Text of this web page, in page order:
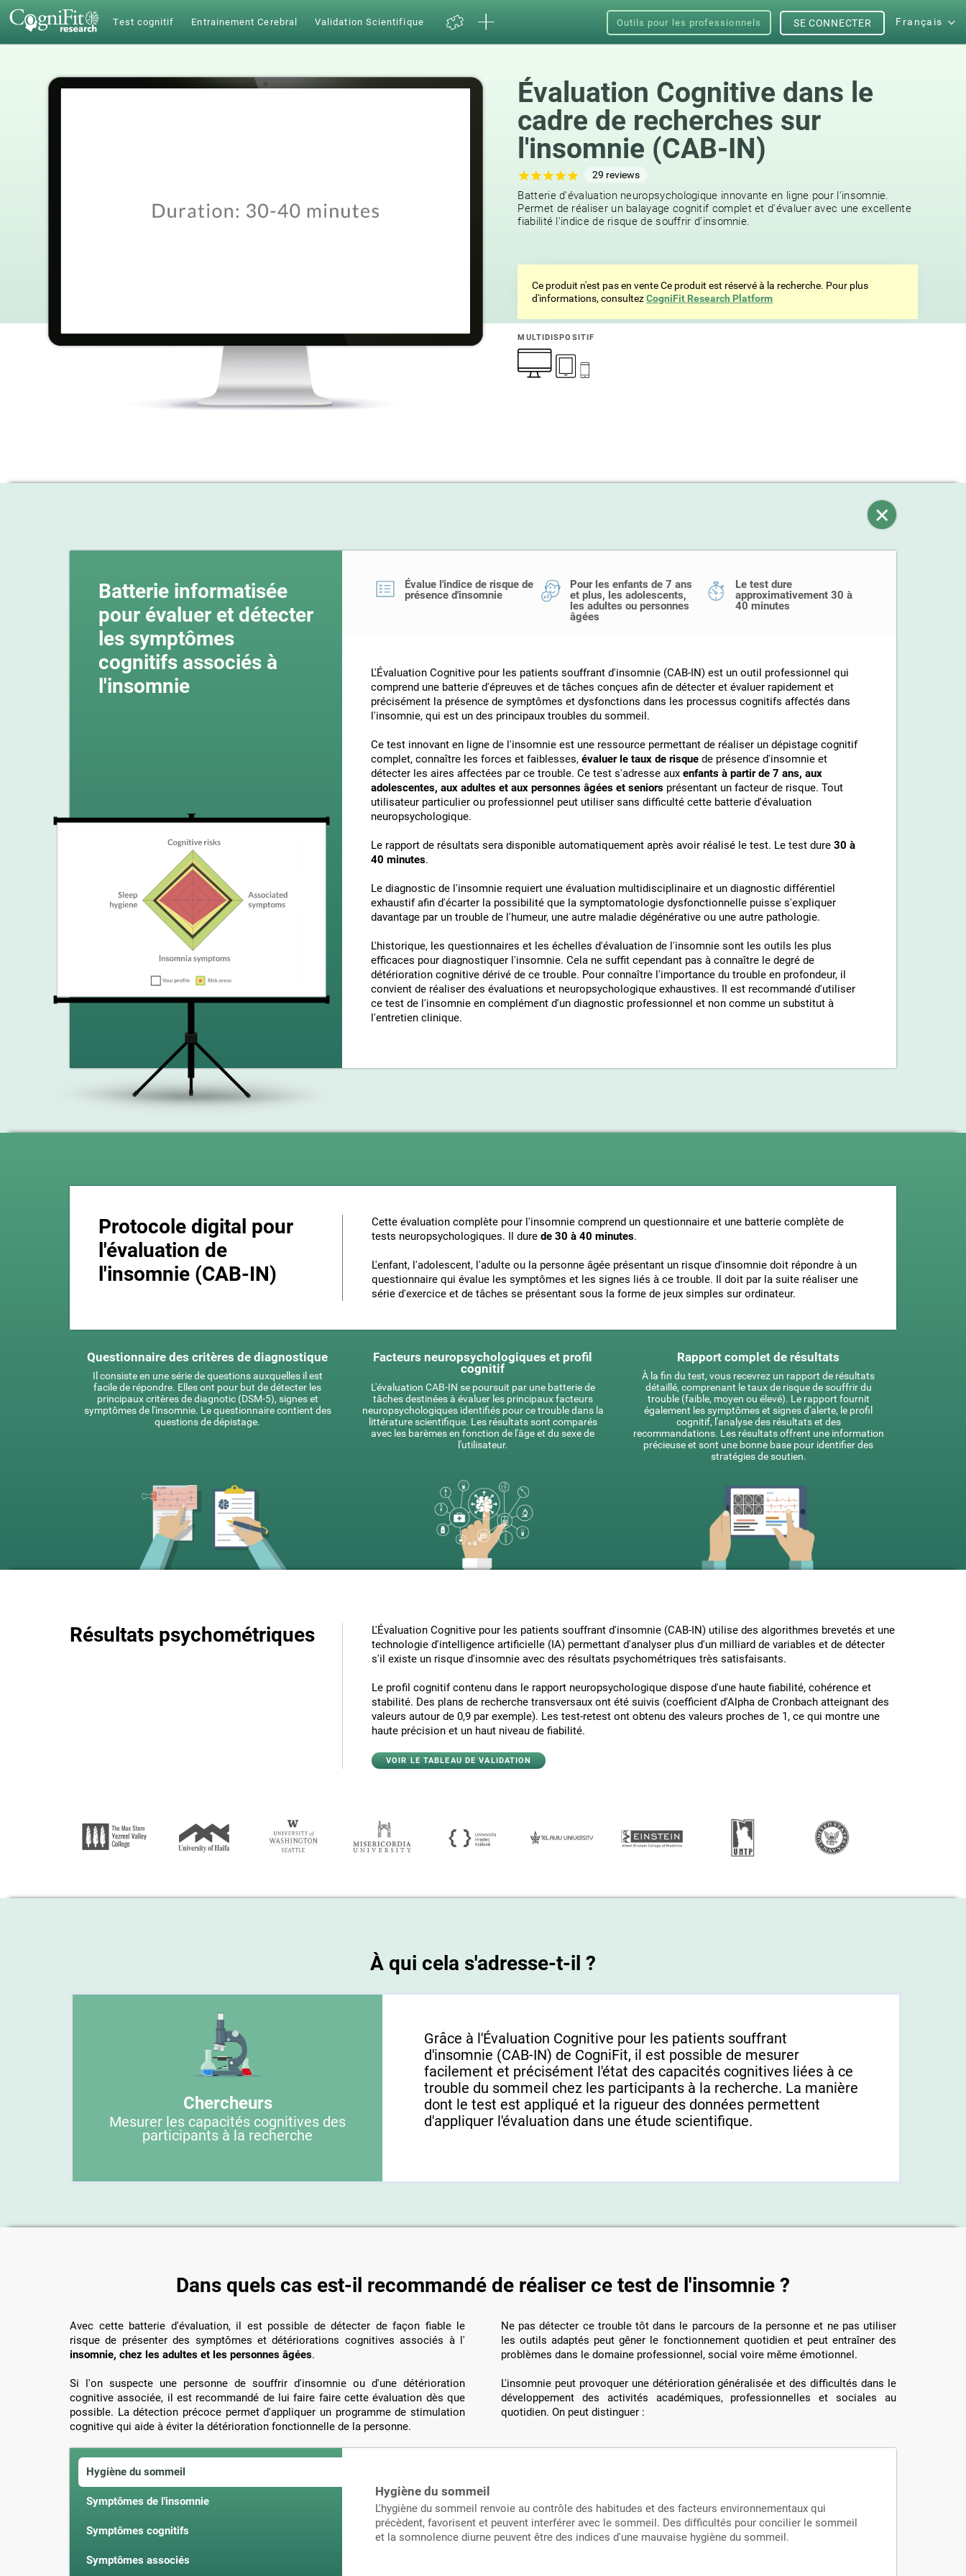
Test cognitif Entrainement Cerebral Validation Scientifique Outils pour les professionnels Français
SE CONNECTER
Évaluation Cognitive dans le
cadre de recherches sur
l'insomnie (CAB-IN)
29 reviews
Batterie d'évaluation neuropsychologique innovante en ligne pour l'insomnie.
Permet de réaliser un balayage cognitif complet et d'évaluer avec une excellente
fiabilité l'indice de risque de souffrir d'insomnie.
Ce produit n'est pas en vente Ce produit est réservé à la recherche. Pour plus
d'informations, consultezCogniFit Research Platform
MULTIDISPOSITIF
Batterie informatisée
pour évaluer et détecter
les symptômes
cognitifs associés à
l'insomnie
Évalue l'indice de risque de
présence d'insomnie
Pour les enfants de 7 ans
et plus, les adolescents,
les adultes ou personnes
âgées
Le test dure
approximativement 30 à
40 minutes
L'Évaluation Cognitive pour les patients souffrant d'insomnie (CAB-IN) est un outil professionnel qui
comprend une batterie d'épreuves et de tâches conçues afin de détecter et évaluer rapidement et
précisément la présence de symptômes et dysfonctions dans les processus cognitifs affectés dans
l'insomnie, qui est un des principaux troubles du sommeil.
Ce test innovant en ligne de l'insomnie est une ressource permettant de réaliser un dépistage cognitif
complet, connaître les forces et faiblesses, évaluer le taux de risque de présence d'insomnie et
détecter les aires affectées par ce trouble. Ce test s'adresse aux enfants à partir de 7 ans, aux
adolescentes, aux adultes et aux personnes âgées et seniors présentant un facteur de risque. Tout
utilisateur particulier ou professionnel peut utiliser sans difficulté cette batterie d'évaluation
neuropsychologique.
Le rapport de résultats sera disponible automatiquement après avoir réalisé le test. Le test dure 30 à
40 minutes.
Le diagnostic de l'insomnie requiert une évaluation multidisciplinaire et un diagnostic différentiel
exhaustif afin d'écarter la possibilité que la symptomatologie dysfonctionnelle puisse s'expliquer
davantage par un trouble de l'humeur, une autre maladie dégénérative ou une autre pathologie.
L'historique, les questionnaires et les échelles d'évaluation de l'insomnie sont les outils les plus
efficaces pour diagnostiquer l'insomnie. Cela ne suffit cependant pas à connaître le degré de
détérioration cognitive dérivé de ce trouble. Pour connaître l'importance du trouble en profondeur, il
convient de réaliser des évaluations et neuropsychologique exhaustives. Il est recommandé d'utiliser
ce test de l'insomnie en complément d'un diagnostic professionnel et non comme un substitut à
l'entretien clinique.
Protocole digital pour
l'évaluation de
l'insomnie (CAB-IN)
Cette évaluation complète pour l'insomnie comprend un questionnaire et une batterie complète de
tests neuropsychologiques. Il dure de 30 à 40 minutes.
L'enfant, l'adolescent, l'adulte ou la personne âgée présentant un risque d'insomnie doit répondre à un
questionnaire qui évalue les symptômes et les signes liés à ce trouble. Il doit par la suite réaliser une
série d'exercice et de tâches se présentant sous la forme de jeux simples sur ordinateur.
Questionnaire des critères de diagnostique
Il consiste en une série de questions auxquelles il est
facile de répondre. Elles ont pour but de détecter les
principaux critères de diagnotic (DSM-5), signes et
symptômes de l'insomnie. Le questionnaire contient des
questions de dépistage.
Facteurs neuropsychologiques et profil
cognitif
L'évaluation CAB-IN se poursuit par une batterie de
tâches destinées à évaluer les principaux facteurs
neuropsychologiques identifiés pour ce trouble dans la
littérature scientifique. Les résultats sont comparés
avec les barèmes en fonction de l'âge et du sexe de
l'utilisateur.
Rapport complet de résultats
À la fin du test, vous recevrez un rapport de résultats
détaillé, comprenant le taux de risque de souffrir du
trouble (faible, moyen ou élevé). Le rapport fournit
également les symptômes et signes d'alerte, le profil
cognitif, l'analyse des résultats et des
recommandations. Les résultats offrent une information
précieuse et sont une bonne base pour identifier des
stratégies de soutien.
Résultats psychométriques
L'Évaluation Cognitive pour les patients souffrant d'insomnie (CAB-IN) utilise des algorithmes brevetés et une
technologie d'intelligence artificielle (IA) permettant d'analyser plus d'un milliard de variables et de détecter
s'il existe un risque d'insomnie avec des résultats psychométriques très satisfaisants.
Le profil cognitif contenu dans le rapport neuropsychologique dispose d'une haute fiabilité, cohérence et
stabilité. Des plans de recherche transversaux ont été suivis (coefficient d'Alpha de Cronbach atteignant des
valeurs autour de 0,9 par exemple). Les test-retest ont obtenu des valeurs proches de 1, ce qui montre une
haute précision et un haut niveau de fiabilité.
VOIR LE TABLEAU DE VALIDATION
À qui cela s'adresse-t-il ?
Chercheurs
Mesurer les capacités cognitives des
participants à la recherche
Grâce à l'Évaluation Cognitive pour les patients souffrant
d'insomnie (CAB-IN) de CogniFit, il est possible de mesurer
facilement et précisément l'état des capacités cognitives liées à ce
trouble du sommeil chez les participants à la recherche. La manière
dont le test est appliqué et la rigueur des données permettent
d'appliquer l'évaluation dans une étude scientifique.
Dans quels cas est-il recommandé de réaliser ce test de l'insomnie ?
Avec cette batterie d'évaluation, il est possible de détecter de façon fiable le
risque de présenter des symptômes et détériorations cognitives associés à l'
insomnie, chez les adultes et les personnes âgées.
Si l'on suspecte une personne de souffrir d'insomnie ou d'une détérioration
cognitive associée, il est recommandé de lui faire faire cette évaluation dès que
possible. La détection précoce permet d'appliquer un programme de stimulation
cognitive qui aide à éviter la détérioration fonctionnelle de la personne.
Ne pas détecter ce trouble tôt dans le parcours de la personne et ne pas utiliser
les outils adaptés peut gêner le fonctionnement quotidien et peut entraîner des
problèmes dans le domaine professionnel, social voire même émotionnel.
L'insomnie peut provoquer une détérioration généralisée et des difficultés dans le
développement des activités académiques, professionnelles et sociales au
quotidien. On peut distinguer :
Hygiène du sommeil
Symptômes de l'insomnie
Symptômes cognitifs
Symptômes associés
Hygiène du sommeil
L'hygiène du sommeil renvoie au contrôle des habitudes et des facteurs environnementaux qui
précèdent, favorisent et peuvent interférer avec le sommeil. Des difficultés pour concilier le sommeil
et la somnolence diurne peuvent être des indices d'une mauvaise hygiène du sommeil.